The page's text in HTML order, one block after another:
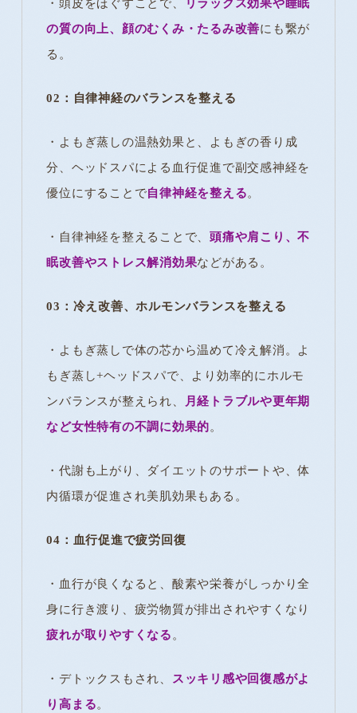
・頭皮をほぐすことで、
リラックス効果や睡眠
の質の向上、顔のむくみ・たるみ改善にも繋が
る。
02：自律神経のバランスを整える
・よもぎ蒸しの温熱効果と、よもぎの香り成
分、ヘッドスパによる血行促進で副交感神経を
優位にすることで自律神経を整える。
・自律神経を整えることで、頭痛や肩こり、不
眠改善やストレス解消効果などがある。
03：冷え改善、ホルモンバランスを整える
・よもぎ蒸しで体の芯から温めて冷え解消。よ
もぎ蒸し+ヘッドスパで、より効率的にホルモ
ンバランスが整えられ、
月経トラブルや更年期
など女性特有の不調に効果的。
・代謝も上がり、ダイエットのサポートや、体
内循環が促進され美肌効果もある。
04：血行促進で疲労回復
・血行が良くなると、酸素や栄養がしっかり全
身に行き渡り、疲労物質が排出されやすくなり
疲れが取りやすくなる 。
・デトックスもされ、
スッキリ感や回復感がよ
り高まる。